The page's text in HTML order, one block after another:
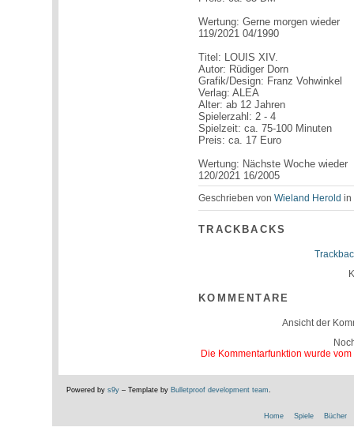
Wertung: Gerne morgen wieder
119/2021 04/1990
Titel: LOUIS XIV.
Autor: Rüdiger Dorn
Grafik/Design: Franz Vohwinkel
Verlag: ALEA
Alter: ab 12 Jahren
Spielerzahl: 2 - 4
Spielzeit: ca. 75-100 Minuten
Preis: ca. 17 Euro
Wertung: Nächste Woche wieder
120/2021 16/2005
Geschrieben vonWieland Herold in
TRACKBACKS
KOMMENTARE
Ansicht der
Die Kommentarfunktion wurde
Powered by s9y– Template by Bulletproof development team
Home Spiele Bücher